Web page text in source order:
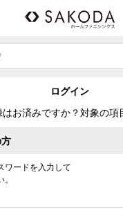
ログイン
お済みですか？対象の項
ワードを入力して